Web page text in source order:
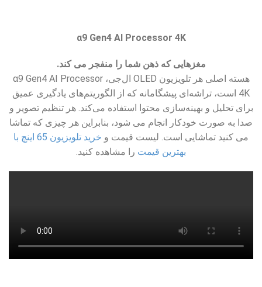
α9 Gen4 AI Processor 4K
مغزهایی که ذهن شما را منفجر می کند.
هسته اصلی هر تلویزیون OLED ال‌جی، α9 Gen4 AI Processor
4K است، تراشه‌ای پیشگامانه که از الگوریتم‌های یادگیری عمیق
برای تحلیل و بهینه‌سازی محتوا استفاده می‌کند. هر تنظیم تصویر و
صدا به صورت خودکار انجام می شود، بنابراین هر چیزی که تماشا
می کنید تماشایی است. لیست قیمت و
خرید تلویزیون 65 اینچ با
بهترین قیمت را مشاهده کنید.